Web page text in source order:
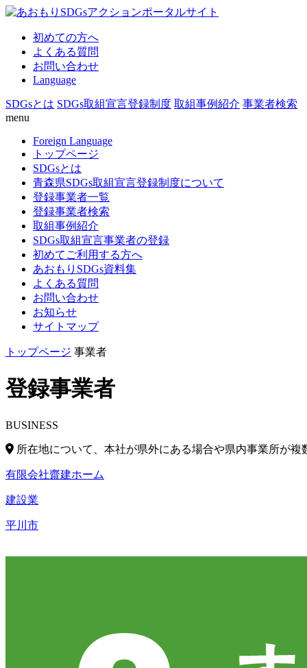
初めての方へ
よくある質問
お問い合わせ
Language
SDGsとは SDGs取組宣言登録制度 取組事例紹介 事業者検索
menu
Foreign Language
トップページ
SDGsとは
青森県SDGs取組宣言登録制度について
登録事業者一覧
登録事業者検索
取組事例紹介
SDGs取組宣言事業者の登録
初めてご利用する方へ
あおもりSDGs資料集
よくある質問
お問い合わせ
お知らせ
サイトマップ
トップページ 事業者
登録事業者
BUSINESS
所在地について、本社が県外にある場合や県内事業所が
有限会社齋建ホーム
建設業
平川市